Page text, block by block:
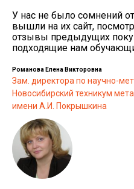
У нас не было сомнений
вышли на их сайт,
отзывы предыдущих
подходящие нам
Романова Елена Викторовна
Зам. директора по научно-
Новосибирский техникум
имени А.И. Покрышкина